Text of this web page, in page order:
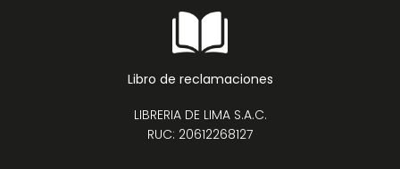
Libro de reclamaciones
LIBRERIA DE LIMA S.A.C.
RUC: 20612268127